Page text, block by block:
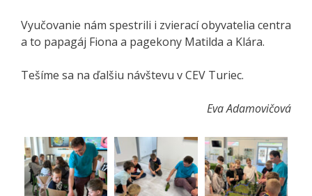
Vyučovanie nám spestrili i zvierací obyvatelia centra
a to papagáj Fiona a pagekony Matilda a Klára.
Tešíme sa na ďalšiu návštevu v CEV Turiec.
Eva Adamovičová